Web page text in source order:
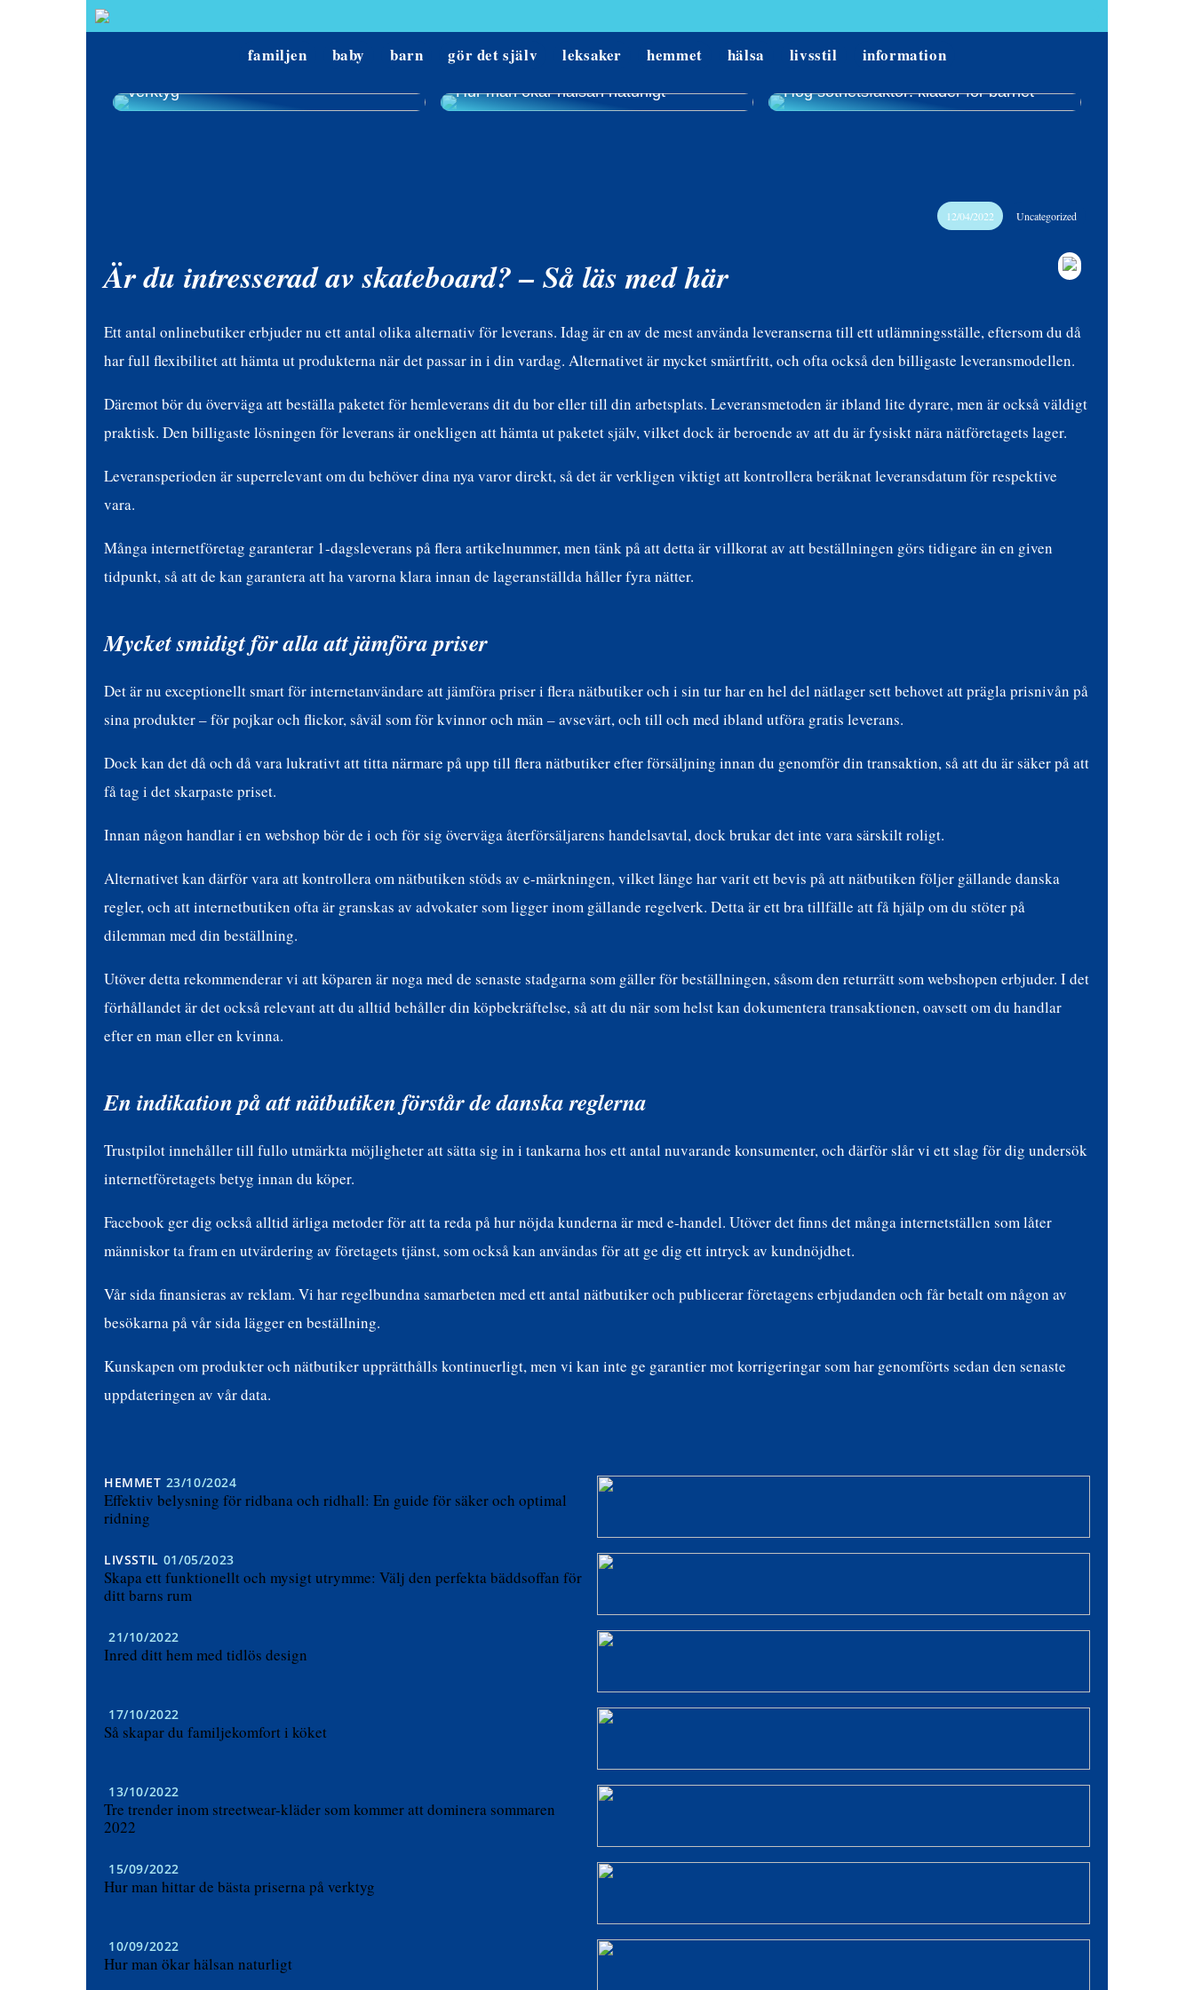
familjen baby barn gör det själv leksaker hemmet hälsa livsstil information
verktyg
Hur man ökar hälsan naturligt Hög söthetsfaktor: kläder för barnet
12/04/2022 Uncategorized
Är du intresserad av skateboard? – Så läs med här
Ett antal onlinebutiker erbjuder nu ett antal olika alternativ för leverans. Idag är en av de mest använda leveranserna till ett utlämningsställe, eftersom du då
har full flexibilitet att hämta ut produkterna när det passar in i din vardag. Alternativet är mycket smärtfritt, och ofta också den billigaste leveransmodellen.
Däremot bör du överväga att beställa paketet för hemleverans dit du bor eller till din arbetsplats. Leveransmetoden är ibland lite dyrare, men är också väldigt
praktisk. Den billigaste lösningen för leverans är onekligen att hämta ut paketet själv, vilket dock är beroende av att du är fysiskt nära nätföretagets lager.
Leveransperioden är superrelevant om du behöver dina nya varor direkt, så det är verkligen viktigt att kontrollera beräknat leveransdatum för respektive
vara.
Många internetföretag garanterar 1-dagsleverans på flera artikelnummer, men tänk på att detta är villkorat av att beställningen görs tidigare än en given
tidpunkt, så att de kan garantera att ha varorna klara innan de lageranställda håller fyra nätter.
Mycket smidigt för alla att jämföra priser
Det är nu exceptionellt smart för internetanvändare att jämföra priser i flera nätbutiker och i sin tur har en hel del nätlager sett behovet att prägla prisnivån på
sina produkter – för pojkar och flickor, såväl som för kvinnor och män – avsevärt, och till och med ibland utföra gratis leverans.
Dock kan det då och då vara lukrativt att titta närmare på upp till flera nätbutiker efter försäljning innan du genomför din transaktion, så att du är säker på att
få tag i det skarpaste priset.
Innan någon handlar i en webshop bör de i och för sig överväga återförsäljarens handelsavtal, dock brukar det inte vara särskilt roligt.
Alternativet kan därför vara att kontrollera om nätbutiken stöds av e-märkningen, vilket länge har varit ett bevis på att nätbutiken följer gällande danska
regler, och att internetbutiken ofta är granskas av advokater som ligger inom gällande regelverk. Detta är ett bra tillfälle att få hjälp om du stöter på
dilemman med din beställning.
Utöver detta rekommenderar vi att köparen är noga med de senaste stadgarna som gäller för beställningen, såsom den returrätt som webshopen erbjuder. I det
förhållandet är det också relevant att du alltid behåller din köpbekräftelse, så att du när som helst kan dokumentera transaktionen, oavsett om du handlar
efter en man eller en kvinna.
En indikation på att nätbutiken förstår de danska reglerna
Trustpilot innehåller till fullo utmärkta möjligheter att sätta sig in i tankarna hos ett antal nuvarande konsumenter, och därför slår vi ett slag för dig undersök
internetföretagets betyg innan du köper.
Facebook ger dig också alltid ärliga metoder för att ta reda på hur nöjda kunderna är med e-handel. Utöver det finns det många internetställen som låter
människor ta fram en utvärdering av företagets tjänst, som också kan användas för att ge dig ett intryck av kundnöjdhet.
Vår sida finansieras av reklam. Vi har regelbundna samarbeten med ett antal nätbutiker och publicerar företagens erbjudanden och får betalt om någon av
besökarna på vår sida lägger en beställning.
Kunskapen om produkter och nätbutiker upprätthålls kontinuerligt, men vi kan inte ge garantier mot korrigeringar som har genomförts sedan den senaste
uppdateringen av vår data.
HEMMET 23/10/2024
Effektiv belysning för ridbana och ridhall: En guide för säker och optimal
ridning
LIVSSTIL 01/05/2023
Skapa ett funktionellt och mysigt utrymme: Välj den perfekta bäddsoffan för
ditt barns rum
21/10/2022
Inred ditt hem med tidlös design
17/10/2022
Så skapar du familjekomfort i köket
13/10/2022
Tre trender inom streetwear-kläder som kommer att dominera sommaren
2022
15/09/2022
Hur man hittar de bästa priserna på verktyg
10/09/2022
Hur man ökar hälsan naturligt